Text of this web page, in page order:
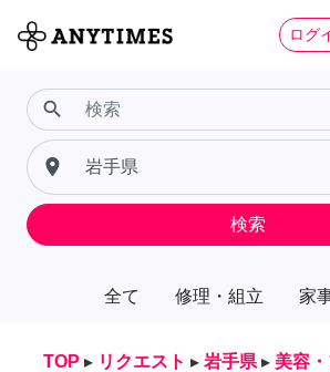
ログ
全て 修理・組立 家
search
place
検索
TOP ▸ リクエスト ▸ 岩手県 ▸ 美容